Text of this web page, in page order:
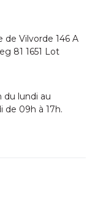
de Vilvorde 146 A
81 1651 Lot
du lundi au
de 09h à 17h.